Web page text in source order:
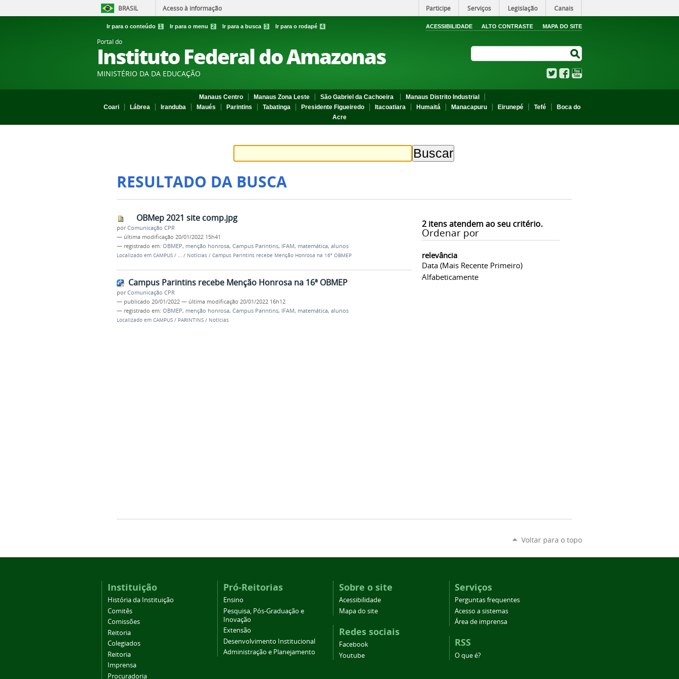
BRASIL Acesso à informação Participe Serviços Legislação Canais
Ir para o conteúdo 1 Ir para o menu 2 Ir para a busca 3 Ir para o rodapé 4 ACESSIBILIDADE ALTO CONTRASTE MAPA DO SITE
Portal do
Instituto Federal do Amazonas
MINISTÉRIO DA DA EDUCAÇÃO TwitterFacebook
Manaus Centro Manaus Zona Leste São Gabriel da Cachoeira
Manaus Distrito Industrial
Coari
Lábrea Iranduba Maués Parintins Tabatinga Presidente Figueiredo Itacoatiara Humaitá Manacapuru Eirunepé Tefé
Boca do
Acre
RESULTADO DA BUSCA
2itens atendem ao seu critério.
Ordenar por
relevância
Data (mais Recente Primeiro)
Alfabeticamente
OBMep 2021 site comp.jpg
porComunicação CPR
— última modificação 20/01/2022 15h41
— registrado em: OBMEP, menção honrosa, Campus Parintins, IFAM, matemática, alunos
Localizado em CAMPUS / … / Notícias / Campus Parintins recebe Menção Honrosa na 16ª OBMEP
Campus Parintins recebe Menção Honrosa na 16ª OBMEP
porComunicação CPR
— publicado 20/01/2022 — última modificação 20/01/2022 16h12
— registrado em: OBMEP, menção honrosa, Campus Parintins, IFAM, matemática, alunos
Localizado em CAMPUS / PARINTINS / Notícias
Voltar para o topo
Instituição
História da Instituição
Comitês
Comissões
Reitoria
Colegiados
Reitoria
Imprensa
Procuradoria
Pró-Reitorias
Ensino
Pesquisa, Pós-Graduação e
Inovação
Extensão
Desenvolvimento Institucional
Administração e Planejamento
Sobre o site
Acessibilidade
Mapa do site
Redes sociais
Facebook
Youtube
Serviços
Perguntas frequentes
Acesso a sistemas
Área de imprensa
RSS
O que é?